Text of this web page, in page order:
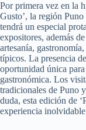
Por primera vez en la
Gusto’, la región
tendrá un especial
expositores, además
artesanía,
típicos. La presencia
oportunidad única
gastronómica. Los
tradicionales de Puno
duda, esta edición de
experiencia inolvidable